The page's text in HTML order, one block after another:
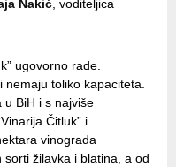
Nakić, voditeljica
ugovorno rade.
nemaju toliko kapaciteta.
u BiH i s najviše
Čitluk” i
vinograda
žilavka i blatina, a od